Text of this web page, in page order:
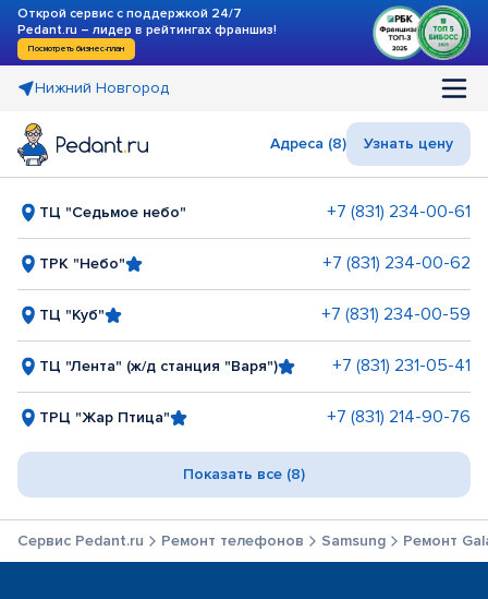
Открой сервис с поддержкой 24/7
Pedant.ru – лидер в рейтингах франшиз!
Посмотреть бизнес-план
Нижний Новгород
Адреса (8) Узнать цену
ТЦ "Седьмое небо" +7 (831) 234-00-61
ТРК "Небо" +7 (831) 234-00-62
ТЦ "Куб" +7 (831) 234-00-59
ТЦ "Лента" (ж/д станция "Варя") +7 (831) 231-05-41
ТРЦ "Жар Птица" +7 (831) 214-90-76
Показать все (8)
Сервис Pedant.ru Ремонт телефонов Samsung Ремонт